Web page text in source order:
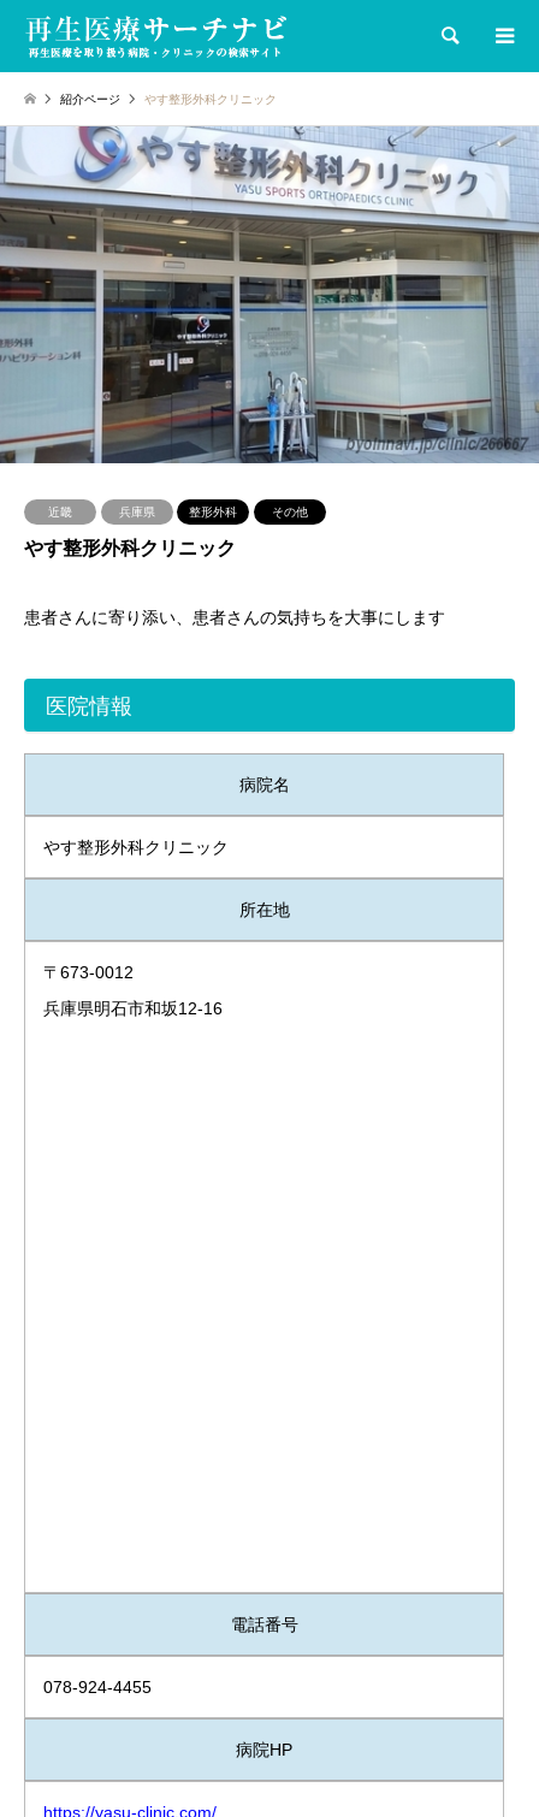
検索
紹介ページ やす整形外科クリニック
近畿 兵庫県 整形外科 その他
やす整形外科クリニック
患者さんに寄り添い、患者さんの気持ちを大事にします
医院情報
病院名
やす整形外科クリニック
所在地
〒673-0012
兵庫県明石市和坂12-16
電話番号
078-924-4455
病院HP
https://yasu-clinic.com/